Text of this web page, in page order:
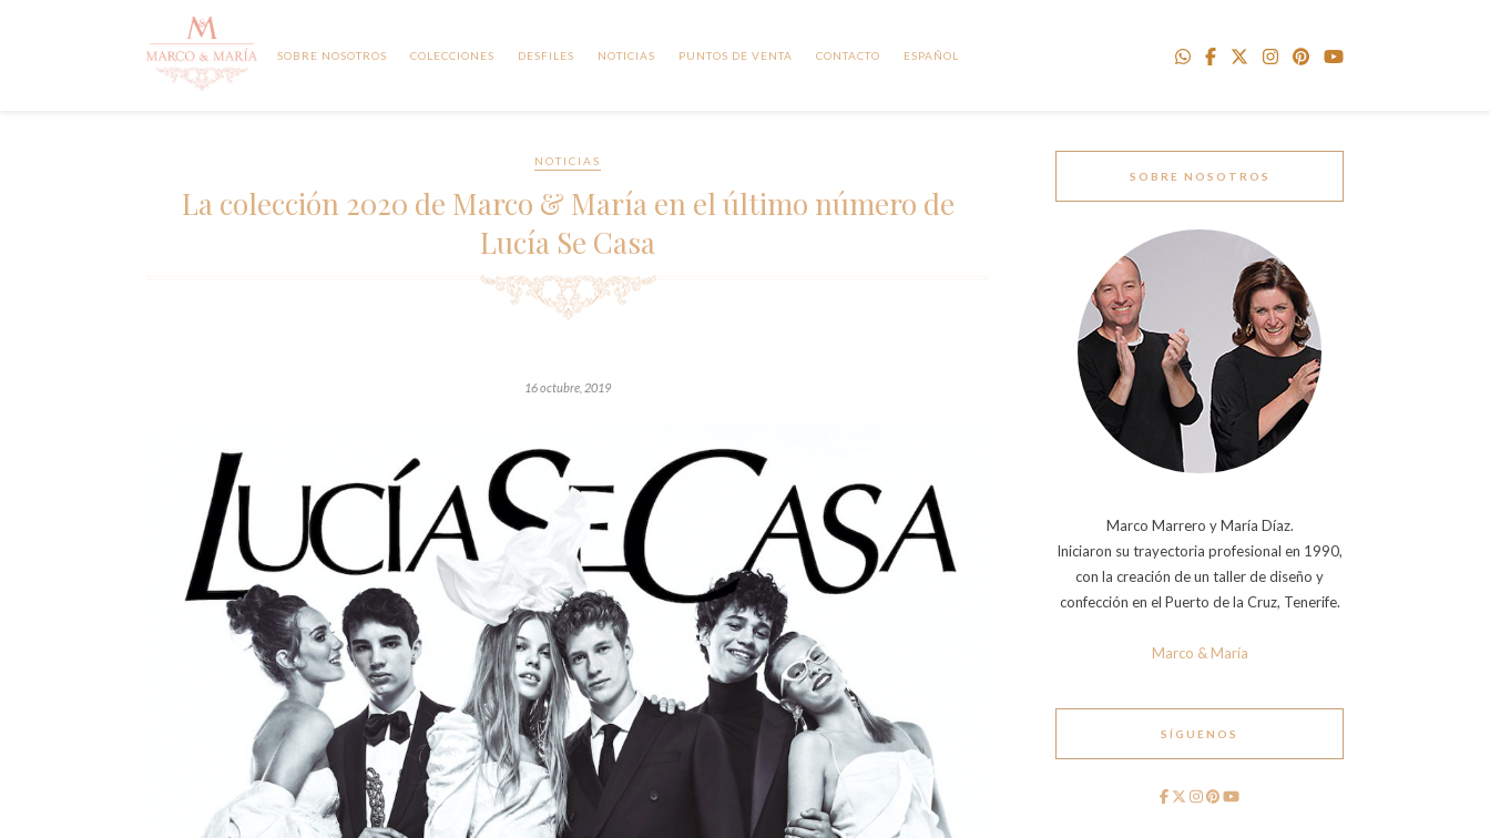
SOBRE NOSOTROS COLECCIONES DESFILES NOTICIAS PUNTOS DE VENTA CONTACTO ESPAÑOL
NOTICIAS
La colección 2020 de Marco & María en el último número de
Lucía Se Casa
16 octubre, 2019
SOBRE NOSOTROS
Marco Marrero y María Díaz.
Iniciaron su trayectoria profesional en 1990,
con la creación de un taller de diseño y
confección en el Puerto de la Cruz, Tenerife.
Marco & María
SÍGUENOS